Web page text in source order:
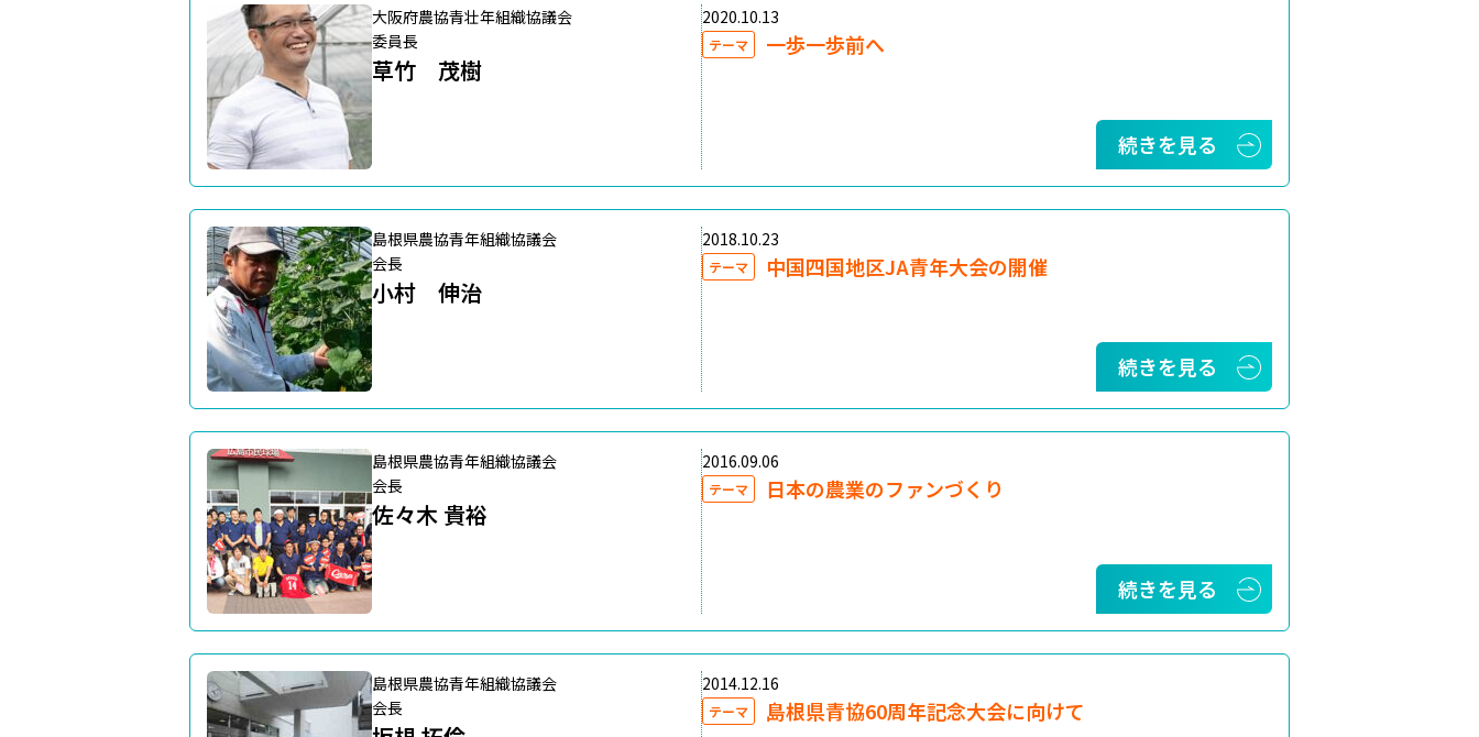
大阪府農協青壮年組織協議会
委員長
草竹 茂樹
2020.10.13
テーマ 一歩一歩前へ
続きを見る
島根県農協青年組織協議会
会長
小村 伸治
2018.10.23
テーマ 中国四国地区JA青年大会の開催
続きを見る
島根県農協青年組織協議会
会長
佐々木 貴裕
2016.09.06
テーマ 日本の農業のファンづくり
続きを見る
島根県農協青年組織協議会
会長
2014.12.16
テーマ 島根県青協60周年記念大会に向けて